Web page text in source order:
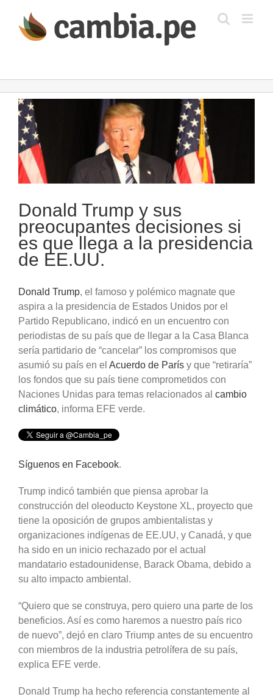
contenido
Ver
imagen
más
grande
Donald Trump y sus
preocupantes decisiones si
es que llega a la presidencia
de EE.UU.
Donald Trump, el famoso y polémico magnate que
aspira a la presidencia de Estados Unidos por el
Partido Republicano, indicó en un encuentro con
periodistas de su país que de llegar a la Casa Blanca
sería partidario de “cancelar” los compromisos que
asumió su país en el Acuerdo de París y que “retiraría”
los fondos que su país tiene comprometidos con
Naciones Unidas para temas relacionados al cambio
climático, informa EFE verde.
Síguenos en Facebook.
Trump indicó también que piensa aprobar la
construcción del oleoducto Keystone XL, proyecto que
tiene la oposición de grupos ambientalistas y
organizaciones indígenas de EE.UU, y Canadá, y que
ha sido en un inicio rechazado por el actual
mandatario estadounidense, Barack Obama, debido a
su alto impacto ambiental.
“Quiero que se construya, pero quiero una parte de los
beneficios. Así es como haremos a nuestro país rico
de nuevo”, dejó en claro Triump antes de su encuentro
con miembros de la industria petrolífera de su país,
explica EFE verde.
Donald Trump ha hecho referencia constantemente al